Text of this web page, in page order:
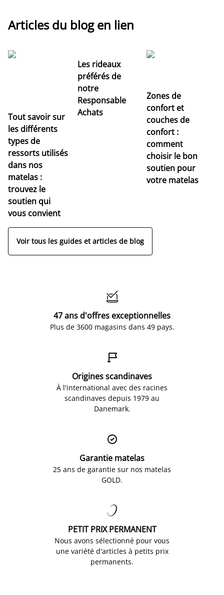
Articles du blog en lien
Tout savoir sur
les différents
types de
ressorts utilisés
dans nos
matelas :
trouvez le
soutien qui
vous convient
Les rideaux
préférés de
notre
Responsable
Achats
Zones de
confort et
couches de
confort :
comment
choisir le bon
soutien pour
votre matelas
Voir tous les guides et articles de blog

47 ans d'offres exceptionnelles
Plus de 3600 magasins dans 49 pays.

Origines scandinaves
À l'international avec des racines
scandinaves depuis 1979 au
Danemark.

Garantie matelas
25 ans de garantie sur nos matelas
GOLD.

PETIT PRIX PERMANENT
Nous avons sélectionné pour vous
une variété d'articles à petits prix
permanents.